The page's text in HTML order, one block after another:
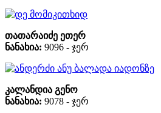
დე მომიკითხიდ
თათარაიძე ეთერ
ნანახია: 9096 - ჯერ
ანდერძი ანუ ბალადა იადონზე
კალანდია გენო
ნანახია: 9078 - ჯერ